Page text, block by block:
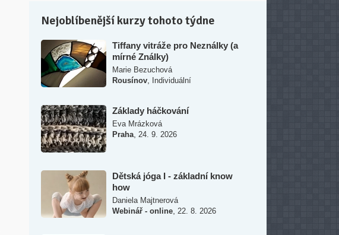
Nejoblíbenější kurzy tohoto týdne
Tiffany vitráže pro Neználky (a
mírné Ználky)
Marie Bezuchová
Rousínov
Individuální
Základy háčkování
Eva Mrázková
Praha 24. 9. 2026
Dětská jóga I - základní know
how
Daniela Majtnerová
Webinář - online 22. 8. 2026